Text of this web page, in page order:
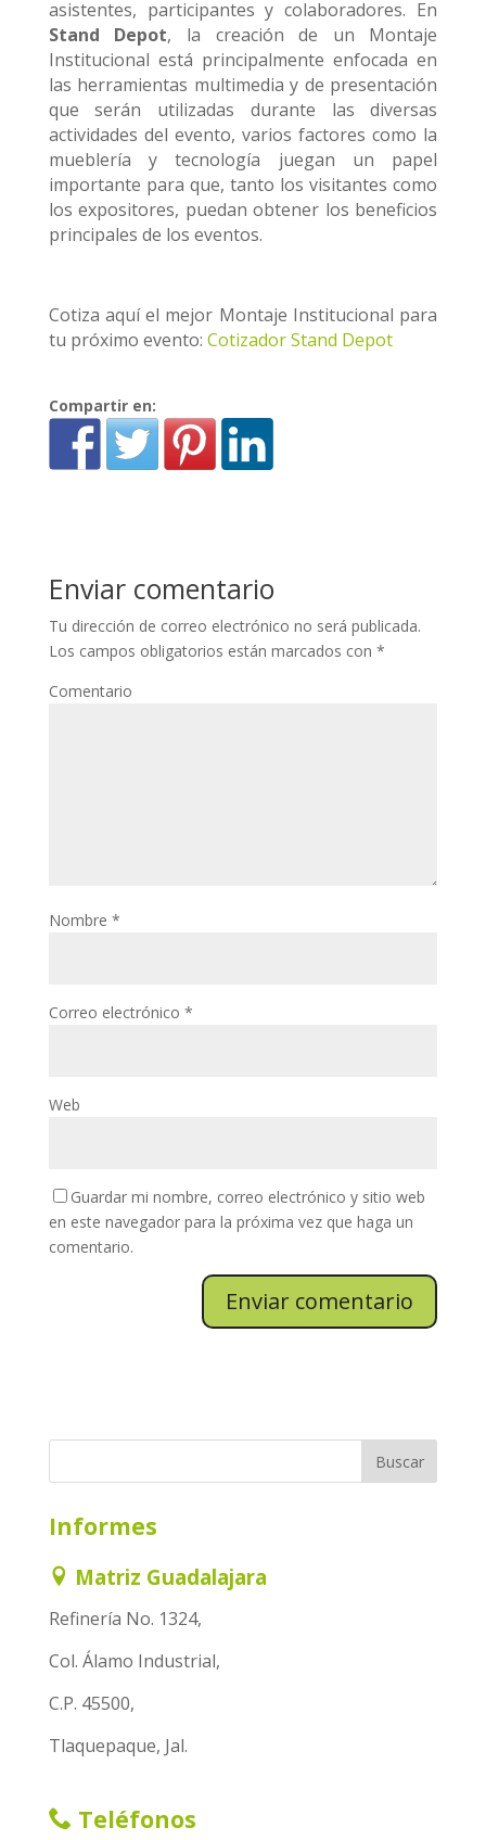
asistentes, participantes y colaboradores. En
Stand Depot, la creación de un Montaje
Institucional está principalmente enfocada en
las herramientas multimedia y de presentación
que serán utilizadas durante las diversas
actividades del evento, varios factores como la
mueblería y tecnología juegan un papel
importante para que, tanto los visitantes como
los expositores, puedan obtener los beneficios
principales de los eventos.
Cotiza aquí el mejor Montaje Institucional para
tu próximo evento: Cotizador Stand Depot
Compartir en:
Enviar comentario
Tu dirección de correo electrónico no será publicada.
Los campos obligatorios están marcados con *
Comentario
Nombre *
Correo electrónico *
Web
Guardar mi nombre, correo electrónico y sitio web
en este navegador para la próxima vez que haga un
comentario.
Informes
Matriz Guadalajara
Refinería No. 1324,
Col. Álamo Industrial,
C.P. 45500,
Tlaquepaque, Jal.
Teléfonos